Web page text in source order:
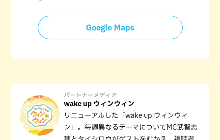
Google Maps
パートナーメディア
wake up ウィンウィン
リニューアルした「wake up ウィンウィ
ン」。毎週異なるテーマについてMC武智志